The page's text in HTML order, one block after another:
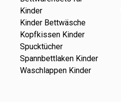
Kinder
Kinder Bettwäsche
Kopfkissen Kinder
Spucktücher
Spannbettlaken Kinder
Waschlappen Kinder